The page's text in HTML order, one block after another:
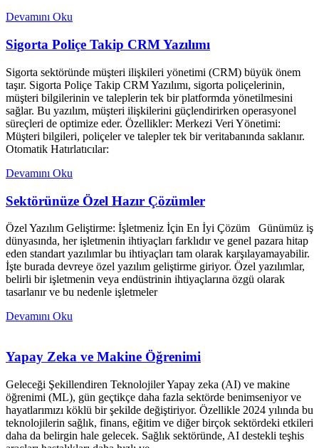
Devamını Oku
Sigorta Poliçe Takip CRM Yazılımı
Sigorta sektöründe müşteri ilişkileri yönetimi (CRM) büyük önem
taşır. Sigorta Poliçe Takip CRM Yazılımı, sigorta poliçelerinin,
müşteri bilgilerinin ve taleplerin tek bir platformda yönetilmesini
sağlar. Bu yazılım, müşteri ilişkilerini güçlendirirken operasyonel
süreçleri de optimize eder. Özellikler: Merkezi Veri Yönetimi:
Müşteri bilgileri, poliçeler ve talepler tek bir veritabanında saklanır.
Otomatik Hatırlatıcılar:
Devamını Oku
Sektörünüze Özel Hazır Çözümler
Özel Yazılım Geliştirme: İşletmeniz İçin En İyi Çözüm Günümüz iş
dünyasında, her işletmenin ihtiyaçları farklıdır ve genel pazara hitap
eden standart yazılımlar bu ihtiyaçları tam olarak karşılayamayabilir.
İşte burada devreye özel yazılım geliştirme giriyor. Özel yazılımlar,
belirli bir işletmenin veya endüstrinin ihtiyaçlarına özgü olarak
tasarlanır ve bu nedenle işletmeler
Devamını Oku
Yapay Zeka ve Makine Öğrenimi
Geleceği Şekillendiren Teknolojiler Yapay zeka (AI) ve makine
öğrenimi (ML), gün geçtikçe daha fazla sektörde benimseniyor ve
hayatlarımızı köklü bir şekilde değiştiriyor. Özellikle 2024 yılında bu
teknolojilerin sağlık, finans, eğitim ve diğer birçok sektördeki etkileri
daha da belirgin hale gelecek. Sağlık sektöründe, AI destekli teşhis